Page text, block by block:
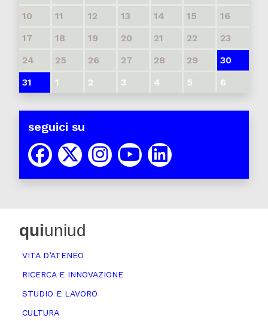
10
11 12 13 14 15
16
17
18 19 20 21 22
23
24
25 26 27 28 29
30
31
1 2 3 4 5 6
seguici su
quiuniud
VITA D’ATENEO
RICERCA E INNOVAZIONE
STUDIO E LAVORO
CULTURA